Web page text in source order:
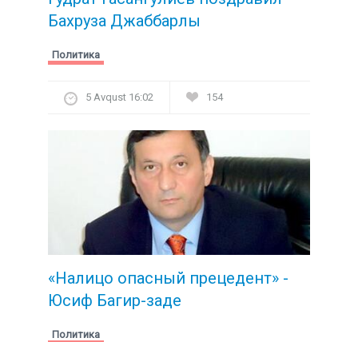
Бахруза Джаббарлы
Политика
5 Avqust 16:02 154
«Налицо опасный прецедент» -
Юсиф Багир-заде
Политика